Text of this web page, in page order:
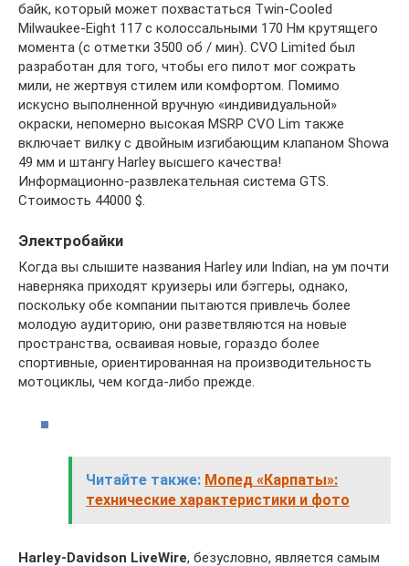
байк, который может похвастаться Twin-Cooled
Milwaukee-Eight 117 с колоссальными 170 Нм крутящего
момента (с отметки 3500 об / мин). CVO Limited был
разработан для того, чтобы его пилот мог сожрать
мили, не жертвуя стилем или комфортом. Помимо
искусно выполненной вручную «индивидуальной»
окраски, непомерно высокая MSRP CVO Lim также
включает вилку с двойным изгибающим клапаном Showa
49 мм и штангу Harley высшего качества!
Информационно-развлекательная система GTS.
Стоимость 44000 $.
Электробайки
Когда вы слышите названия Harley или Indian, на ум почти
наверняка приходят круизеры или бэггеры, однако,
поскольку обе компании пытаются привлечь более
молодую аудиторию, они разветвляются на новые
пространства, осваивая новые, гораздо более
спортивные, ориентированная на производительность
мотоциклы, чем когда-либо прежде.
Читайте также: Мопед «Карпаты»:
технические характеристики и фото
Harley-Davidson LiveWire, безусловно, является самым